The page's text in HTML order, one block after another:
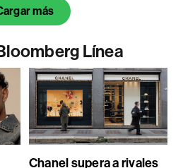
más
Línea
Chanel supera a rivales